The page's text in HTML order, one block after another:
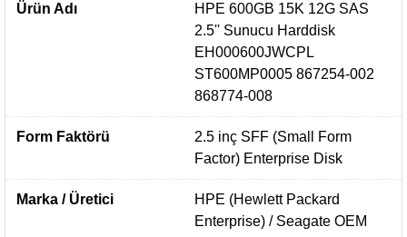
Ürün Adı
HPE 600GB 15K 12G SAS
2.5'' Sunucu Harddisk
EH000600JWCPL
ST600MP0005 867254-002
868774-008
Form Faktörü
2.5 inç SFF (Small Form
Factor) Enterprise Disk
Marka / Üretici
HPE (Hewlett Packard
Enterprise) / Seagate OEM